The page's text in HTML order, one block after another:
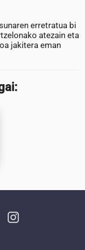
erretratua bi
atezain eta
jakitera eman